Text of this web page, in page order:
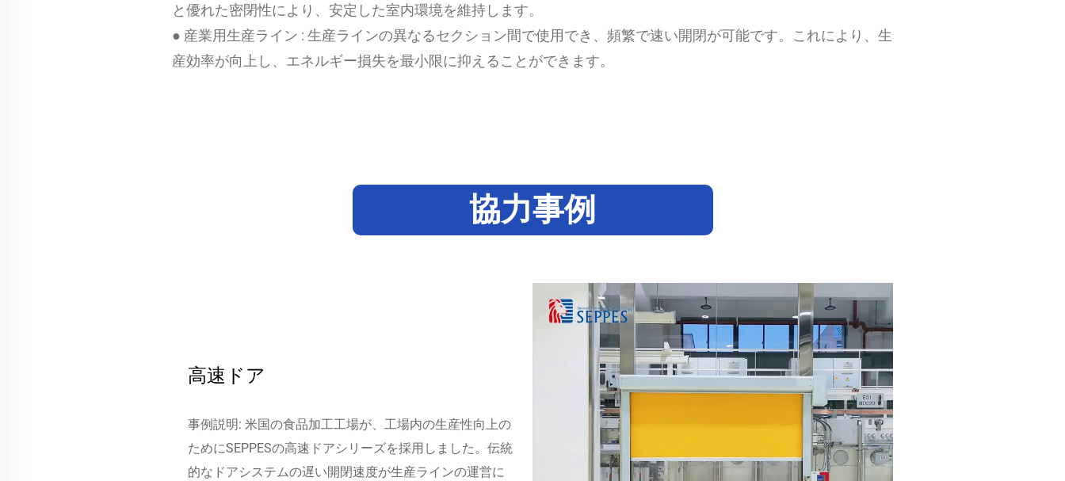
と優れた密閉性により、安定した室内環境を維持します。
● 産業用生産ライン : 生産ラインの異なるセクション間で使用でき、頻繁で速い開閉が可能です。これにより、生
産効率が向上し、エネルギー損失を最小限に抑えることができます。
協力事例
高速ドア
事例説明: 米国の食品加工工場が、工場内の生産性向上の
ためにSEPPESの高速ドアシリーズを採用しました。伝統
的なドアシステムの遅い開閉速度が生産ラインの運営に